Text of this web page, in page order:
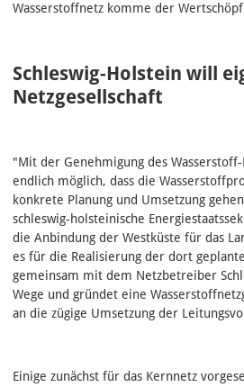
Wasserstoffnetz komme der
Schleswig-Holstein will
Netzgesellschaft
"Mit der Genehmigung des
endlich möglich, dass die
konkrete Planung und Umsetzung
schleswig-holsteinische
die Anbindung der Westküste für das
es für die Realisierung der dort
gemeinsam mit dem Netzbetreiber
Wege und gründet eine
an die zügige Umsetzung der
Einige zunächst für das Kernnetz